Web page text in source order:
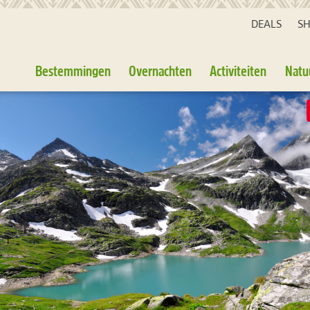
DEALS
Bestemmingen Overnachten Activiteiten